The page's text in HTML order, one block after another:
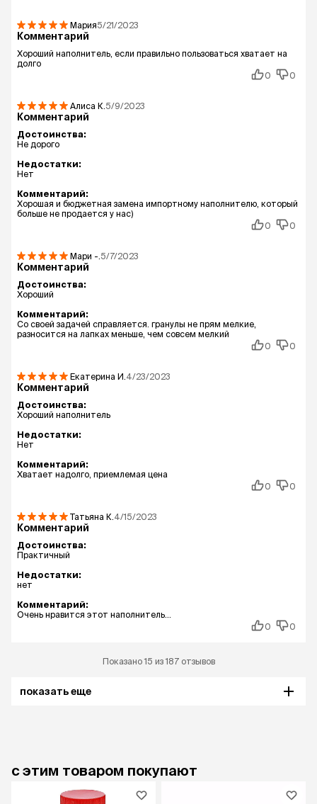
Мария5/21/2023
Комментарий
Хороший наполнитель, если правильно пользоваться хватает на
долго
0
0
Алиса К. 5/9/2023
Комментарий
Достоинства:
Не дорого
Недостатки:
Нет
Комментарий:
Хорошая и бюджетная замена импортному наполнителю, который
больше не продается у нас)
0
0
Мари -. 5/7/2023
Комментарий
Достоинства:
Хороший
Комментарий:
Со своей задачей справляется. гранулы не прям мелкие,
разносится на лапках меньше, чем совсем мелкий
0
0
Екатерина И. 4/23/2023
Комментарий
Достоинства:
Хороший наполнитель
Недостатки:
Нет
Комментарий:
Хватает надолго, приемлемая цена
0
0
Татьяна К. 4/15/2023
Комментарий
Достоинства:
Практичный
Недостатки:
нет
Комментарий:
Очень нравится этот наполнитель...
0
0
Показано 15 из 187 отзывов
показать еще
с этим товаром покупают